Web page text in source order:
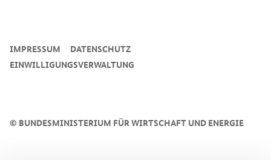
© BUNDESMINISTERIUM FÜR WIRTSCHAFT UND ENERGIE
IMPRESSUM
DATENSCHUTZ
EINWILLIGUNGSVERWALTUNG